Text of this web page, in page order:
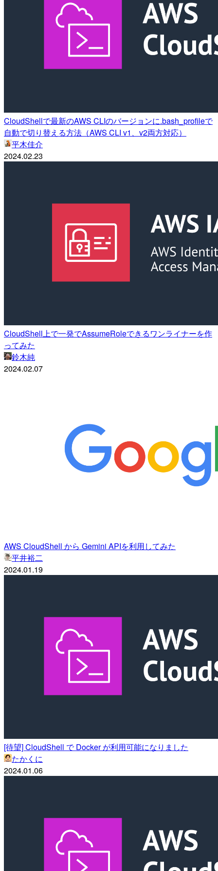
CloudShellで最新のAWS CLIのバージョンに.bash_profileで
自動で切り替える方法（AWS CLI v1、v2両方対応）
平木佳介
2024.02.23
CloudShell上で一発でAssumeRoleできるワンライナーを作
ってみた
鈴木純
2024.02.07
AWS CloudShell から Gemini APIを利用してみた
平井裕二
2024.01.19
[待望] CloudShell で Docker が利用可能になりました
たかくに
2024.01.06